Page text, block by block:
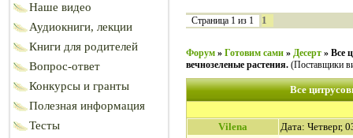
Наше видео
Аудиокниги, лекции
Книги для родителей
Вопрос-ответ
Конкурсы и гранты
Полезная информация
Тесты
Страница 1 из 1 1
Форум » Готовим сами » Десерт » Все
вечнозеленые растения. (Поставщики
Все
Vilena Дата: Четверг,